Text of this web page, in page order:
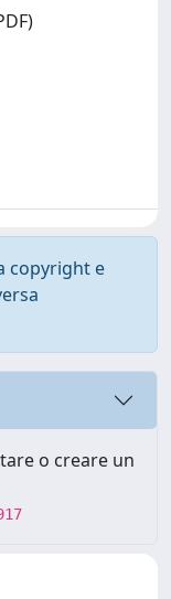
copyright e
o creare un